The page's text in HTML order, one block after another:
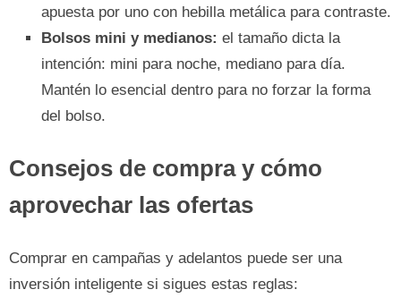
apuesta por uno con hebilla metálica para contraste.
Bolsos mini y medianos: el tamaño dicta la
intención: mini para noche, mediano para día.
Mantén lo esencial dentro para no forzar la forma
del bolso.
Consejos de compra y cómo
aprovechar las ofertas
Comprar en campañas y adelantos puede ser una
inversión inteligente si sigues estas reglas: